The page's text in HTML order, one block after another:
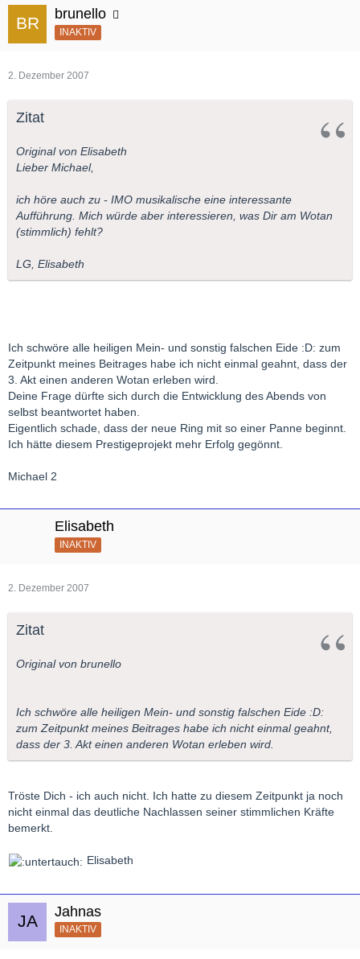
brunello
INAKTIV
2. Dezember 2007
Zitat
Original von Elisabeth
Lieber Michael,
ich höre auch zu - IMO musikalische eine interessante
Aufführung. Mich würde aber interessieren, was Dir am Wotan
(stimmlich) fehlt?
LG, Elisabeth
Ich schwöre alle heiligen Mein- und sonstig falschen Eide :D: zum
Zeitpunkt meines Beitrages habe ich nicht einmal geahnt, dass der
3. Akt einen anderen Wotan erleben wird.
Deine Frage dürfte sich durch die Entwicklung des Abends von
selbst beantwortet haben.
Eigentlich schade, dass der neue Ring mit so einer Panne beginnt.
Ich hätte diesem Prestigeprojekt mehr Erfolg gegönnt.
Michael 2
Elisabeth
INAKTIV
2. Dezember 2007
Zitat
Original von brunello
Ich schwöre alle heiligen Mein- und sonstig falschen Eide :D:
zum Zeitpunkt meines Beitrages habe ich nicht einmal geahnt,
dass der 3. Akt einen anderen Wotan erleben wird.
Tröste Dich - ich auch nicht. Ich hatte zu diesem Zeitpunkt ja noch
nicht einmal das deutliche Nachlassen seiner stimmlichen Kräfte
bemerkt.
Elisabeth
Jahnas
INAKTIV